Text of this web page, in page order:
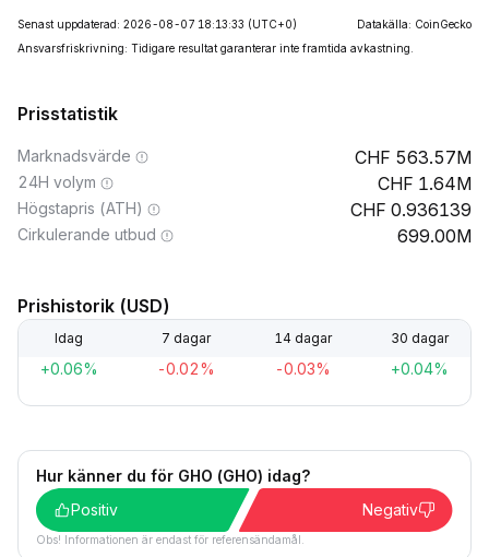
Senast uppdaterad: 2026-08-07 18:13:33 (UTC+0)
Datakälla: CoinGecko
Ansvarsfriskrivning: Tidigare resultat garanterar inte framtida avkastning.
Prisstatistik
Marknadsvärde 563.57M
24H volym 1.64M
Högstapris (ATH) 0.936139
Cirkulerande utbud 699.00M
Prishistorik (USD)
Idag 7 dagar 14 dagar 30 dagar
+0.06% -0.02% -0.03% +0.04%
Hur känner du för GHO (GHO) idag?
Positiv
Negativ
Obs! Informationen är endast för referensändamål.